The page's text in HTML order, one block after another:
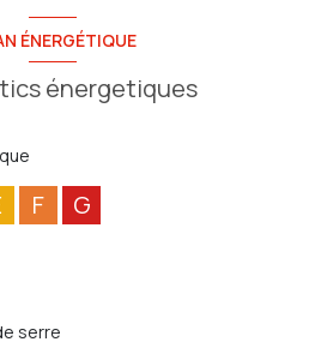
ÉNERGÉTIQUE
énergetiques
F G
serre